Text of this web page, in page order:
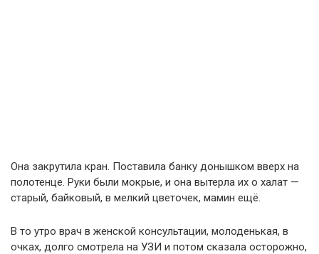
Она закрутила кран. Поставила банку донышком вверх на
полотенце. Руки были мокрые, и она вытерла их о халат —
старый, байковый, в мелкий цветочек, мамин ещё.
В то утро врач в женской консультации, молоденькая, в
очках, долго смотрела на УЗИ и потом сказала осторожно,